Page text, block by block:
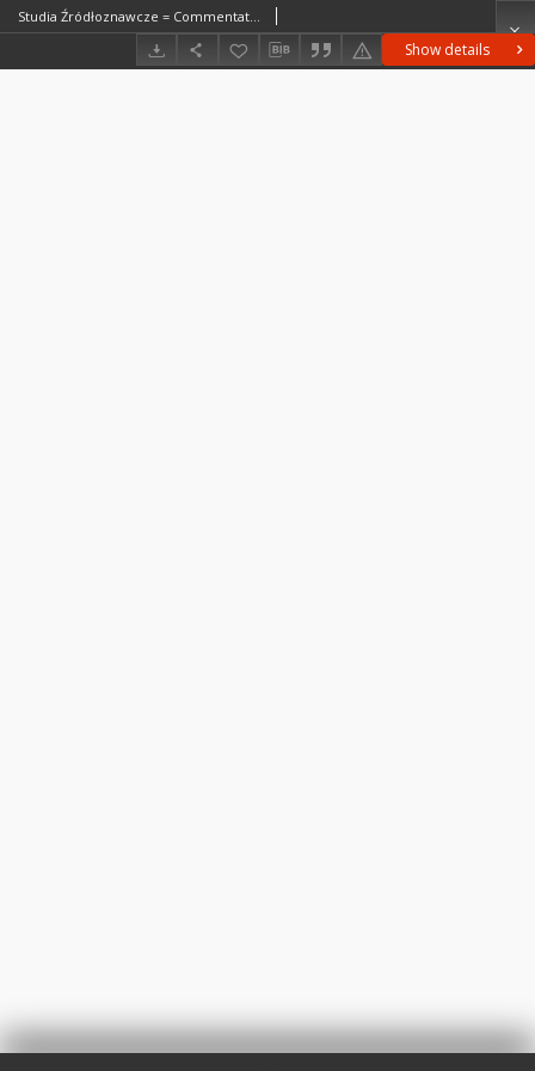
Show details
Studia Źródłoznawcze = Commentationes T. 46 (2009), Title pages, Contents